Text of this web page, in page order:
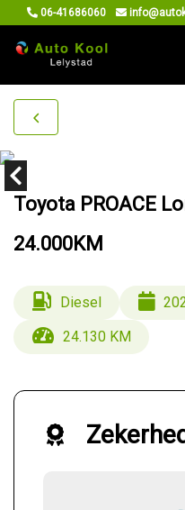
06-41686060
Toyota PROACE
24.000KM
Diesel
24.130 KM